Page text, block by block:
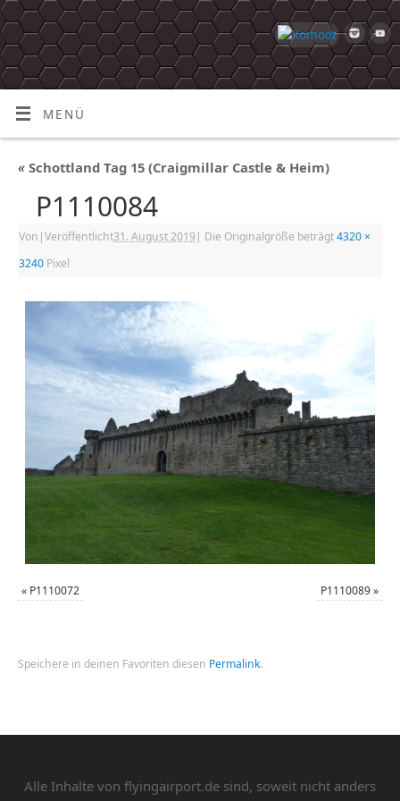
MENÜ
« Schottland Tag 15 (Craigmillar Castle & Heim)
P1110084
Von |Veröffentlicht31. August 2019 | Die Originalgröße beträgt4320 ×
3240 Pixel
« P1110072 P1110089»
Speichere in deinen Favoriten diesen Permalink.
Alle Inhalte von flyingairport.de sind, soweit nicht anders